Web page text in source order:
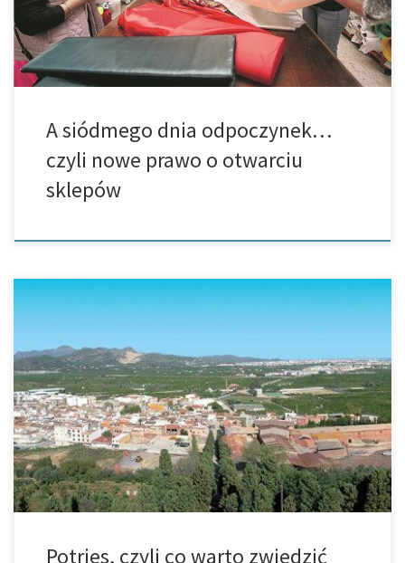
A siódmego dnia odpoczynek…
czyli nowe prawo o otwarciu
sklepów
Potries należy do mniejszych miejscowości, które na pierwszy rzut
oka wydają się być niepozorne, jednak już na drugi rzut oka wręcz
usidla każdego turystę, ponieważ ma ono do zaoferowania
naprawdę […]
Potries, czyli co warto zwiedzić